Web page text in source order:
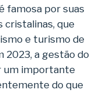
famosa por suas
cristalinas, que
e turismo de
2023, a gestão do
um importante
do que